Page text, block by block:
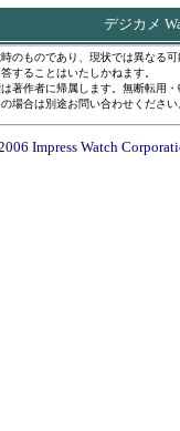
デジカメ
のものであり、現状では異なる
することはいたしかねます。
著作者に帰属します。無断転用
場合は別途お問い合わせください
Impress Watch